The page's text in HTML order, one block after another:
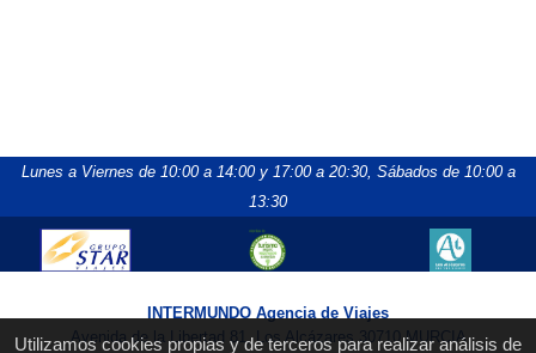
Utilizamos cookies propias y de terceros para realizar análisis de
Lunes a Viernes de 10:00 a 14:00 y 17:00 a 20:30, Sábados de 10:00 a
13:30
INTERMUNDO Agencia de Viajes
Avenida de la Libertad 81, Los Alcázares 30710 MURCIA